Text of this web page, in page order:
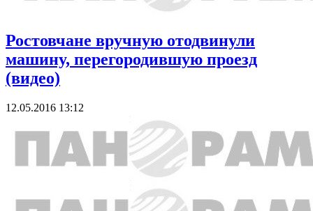
Ростовчане вручную отодвинули
машину, перегородившую проезд
(видео)
12.05.2016 13:12